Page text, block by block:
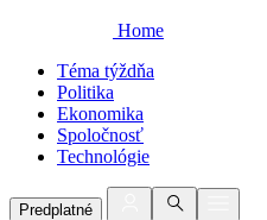
Home
Téma týždňa
Politika
Ekonomika
Spoločnosť
Technológie
Predplatné